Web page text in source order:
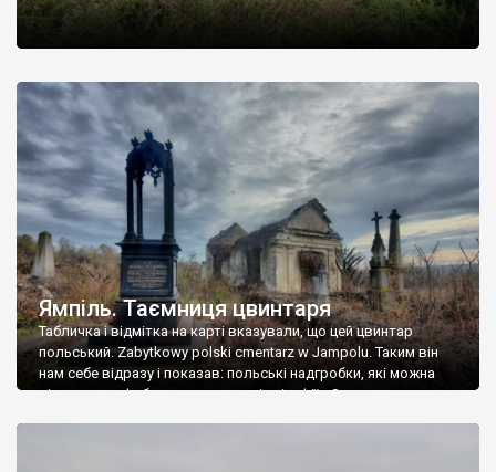
Ямпіль. Таємниця цвинтаря
Табличка і відмітка на карті вказували, що цей цвинтар
польський. Zabytkowy polski cmentarz w Jampolu. Таким він
нам себе відразу і показав: польські надгробки, які можна
віднести до фабричних, польські епітафії… Загалом цвинтар